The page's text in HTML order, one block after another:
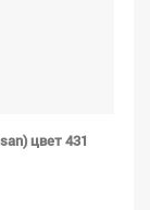
цвет 431